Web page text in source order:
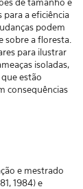
para a eficiência
podem
sobre a floresta.
para ilustrar
isoladas,
estão
consequências
e mestrado
1984) e